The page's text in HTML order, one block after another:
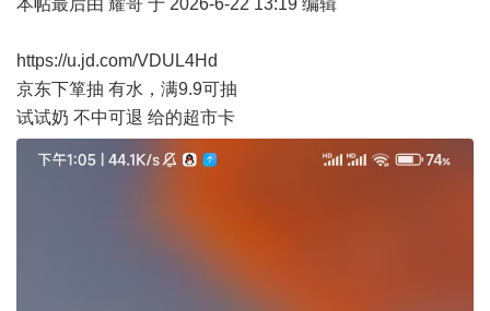
本帖最后由 耀哥 于 2026-6-22 13:19 编辑
https://u.jd.com/VDUL4Hd
京东下箪抽 有水，满9.9可抽
试试奶 不中可退 给的超市卡